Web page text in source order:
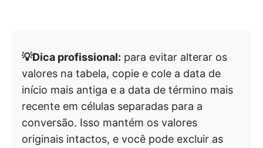
💡Dica profissional: para evitar alterar os
valores na tabela, copie e cole a data de
início mais antiga e a data de término mais
recente em células separadas para a
conversão. Isso mantém os valores
originais intactos, e você pode excluir as